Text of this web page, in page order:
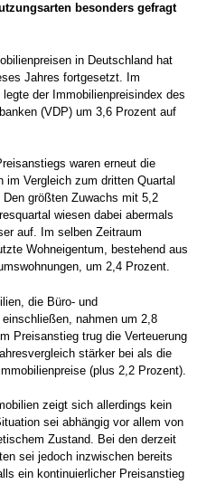
besonders gefragt
in Deutschland hat
Jahres fortgesetzt. Im
der Immobilienpreisindex des
(VDP) um 3,6 Prozent auf
waren erneut die
im Vergleich zum dritten Quartal
größten Zuwachs mit 5,2
wiesen dabei abermals
auf. Im selben Zeitraum
Wohneigentum, bestehend aus
um 2,4 Prozent.
die Büro- und
nahmen um 2,8
Preisanstieg trug die Verteuerung
stärker bei als die
(plus 2,2 Prozent).
zeigt sich allerdings kein
sei abhängig vor allem von
Zustand. Bei den derzeit
sei jedoch inzwischen bereits
ein kontinuierlicher Preisanstieg